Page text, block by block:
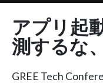
アプリ起
測するな
GREE Tech